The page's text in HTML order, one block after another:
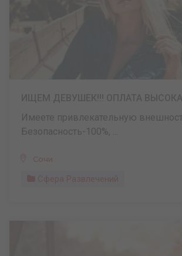
Имеете привлекательную
Безопасность-100%, ...
Сочи
Сфера Развлечений